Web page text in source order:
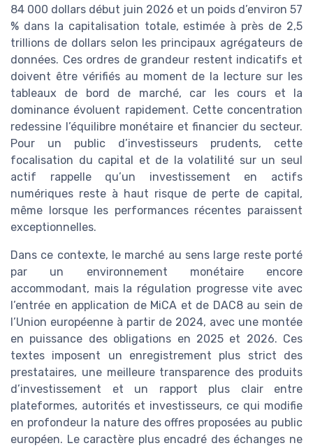
84 000 dollars début juin 2026 et un poids d’environ 57
% dans la capitalisation totale, estimée à près de 2,5
trillions de dollars selon les principaux agrégateurs de
données. Ces ordres de grandeur restent indicatifs et
doivent être vérifiés au moment de la lecture sur les
tableaux de bord de marché, car les cours et la
dominance évoluent rapidement. Cette concentration
redessine l’équilibre monétaire et financier du secteur.
Pour un public d’investisseurs prudents, cette
focalisation du capital et de la volatilité sur un seul
actif rappelle qu’un investissement en actifs
numériques reste à haut risque de perte de capital,
même lorsque les performances récentes paraissent
exceptionnelles.
Dans ce contexte, le marché au sens large reste porté
par un environnement monétaire encore
accommodant, mais la régulation progresse vite avec
l’entrée en application de MiCA et de DAC8 au sein de
l’Union européenne à partir de 2024, avec une montée
en puissance des obligations en 2025 et 2026. Ces
textes imposent un enregistrement plus strict des
prestataires, une meilleure transparence des produits
d’investissement et un rapport plus clair entre
plateformes, autorités et investisseurs, ce qui modifie
en profondeur la nature des offres proposées au public
européen. Le caractère plus encadré des échanges ne